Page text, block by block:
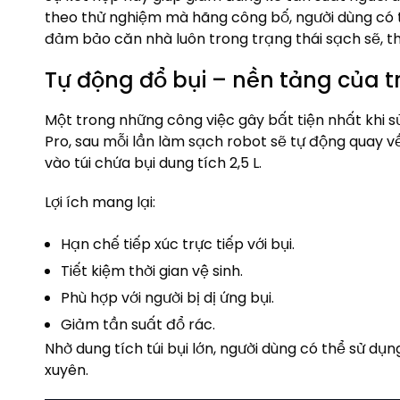
theo thử nghiệm mà hãng công bố, người dùng
đảm bảo căn nhà luôn trong trạng thái sạch sẽ,
Tự động đổ bụi – nền tảng của
Một trong những công việc gây bất tiện nhất khi
Pro, sau mỗi lần làm sạch robot sẽ tự động quay
vào túi chứa bụi dung tích 2,5 L.
Lợi ích mang lại:
Hạn chế tiếp xúc trực tiếp với bụi.
Tiết kiệm thời gian vệ sinh.
Phù hợp với người bị dị ứng bụi.
Giảm tần suất đổ rác.
Nhờ dung tích túi bụi lớn, người dùng có thể sử
xuyên.